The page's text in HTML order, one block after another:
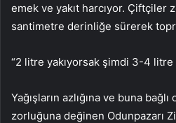
emek ve yakıt harcıyor. Çiftçiler
santimetre derinliğe sürerek
“2 litre yakıyorsak şimdi 3-4 litre
Yağışların azlığına ve buna
zorluğuna değinen Odunpazarı